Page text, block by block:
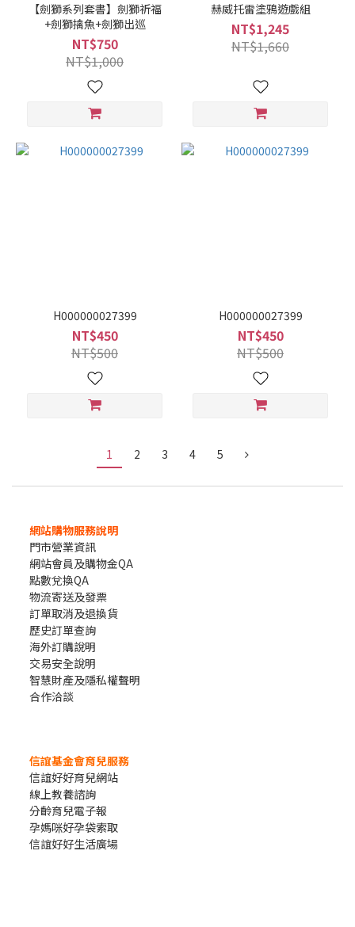
【劍獅系列套書】劍獅祈福
+劍獅擒魚+劍獅出巡
NT$750
NT$1,000
赫威托雷塗鴉遊戲組
NT$1,245
NT$1,660
H000000027399
NT$450
NT$500
H000000027399
NT$450
NT$500
1 2 3 4 5
網站購物服務說明
門市營業資訊
網站會員及購物金QA
點數兌換QA
物流寄送及發票
訂單取消及退換貨
歷史訂單查詢
海外訂購說明
交易安全說明
智慧財產及隱私權聲明
合作洽談
信誼基金會育兒服務
信誼好好育兒網站
線上教養諮詢
分齡育兒電子報
孕媽咪好孕袋索取
信誼好好生活廣場